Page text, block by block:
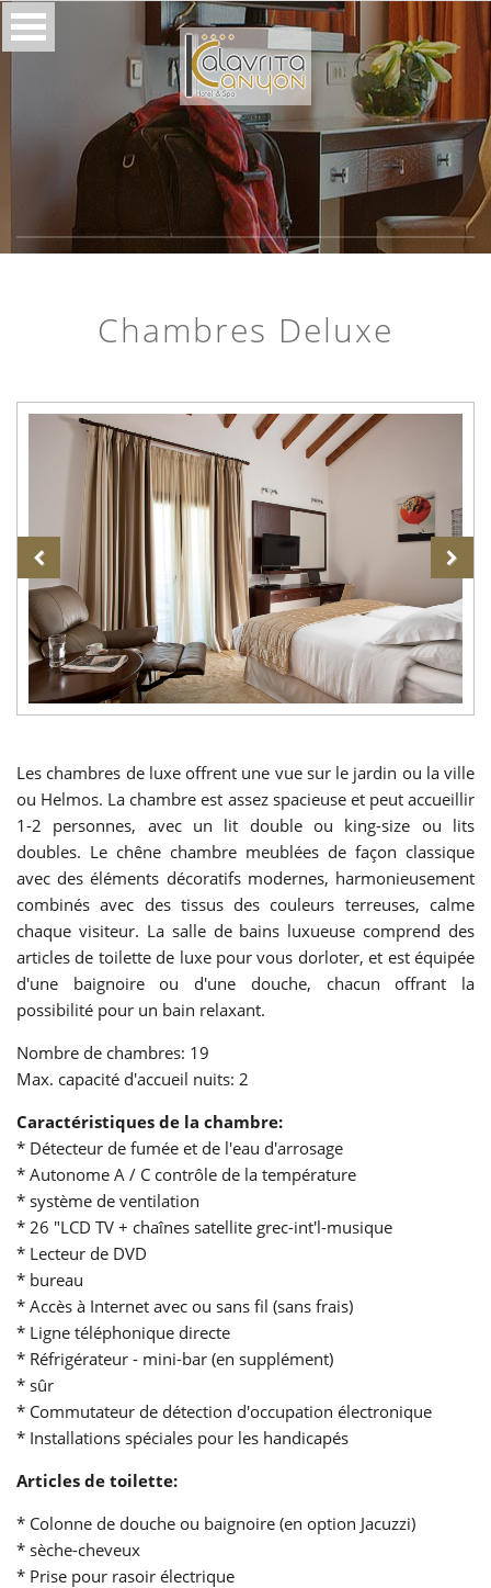
Chambres Deluxe
Les chambres de luxe offrent une vue sur le jardin ou la ville
ou Helmos. La chambre est assez spacieuse et peut accueillir
1-2 personnes, avec un lit double ou king-size ou lits
doubles. Le chêne chambre meublées de façon classique
avec des éléments décoratifs modernes, harmonieusement
combinés avec des tissus des couleurs terreuses, calme
chaque visiteur. La salle de bains luxueuse comprend des
articles de toilette de luxe pour vous dorloter, et est équipée
d'une baignoire ou d'une douche, chacun offrant la
possibilité pour un bain relaxant.
Nombre de chambres: 19
Max. capacité d'accueil nuits: 2
Caractéristiques de la chambre:
* Détecteur de fumée et de l'eau d'arrosage
* Autonome A / C contrôle de la température
* système de ventilation
* 26 "LCD TV + chaînes satellite grec-int'l-musique
* Lecteur de DVD
* bureau
* Accès à Internet avec ou sans fil (sans frais)
* Ligne téléphonique directe
* Réfrigérateur - mini-bar (en supplément)
* sûr
* Commutateur de détection d'occupation électronique
* Installations spéciales pour les handicapés
Articles de toilette:
* Colonne de douche ou baignoire (en option Jacuzzi)
* sèche-cheveux
* Prise pour rasoir électrique